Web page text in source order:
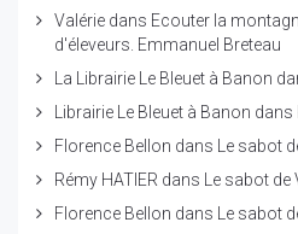
Valérie dans Ecouter la
d'éleveurs. Emmanuel Breteau
La Librairie Le Bleuet à Banon
Librairie Le Bleuet à Banon dans
Florence Bellon dans
Le sabot
Rémy HATIER dans
Le sabot
Florence Bellon dans
Le sabot